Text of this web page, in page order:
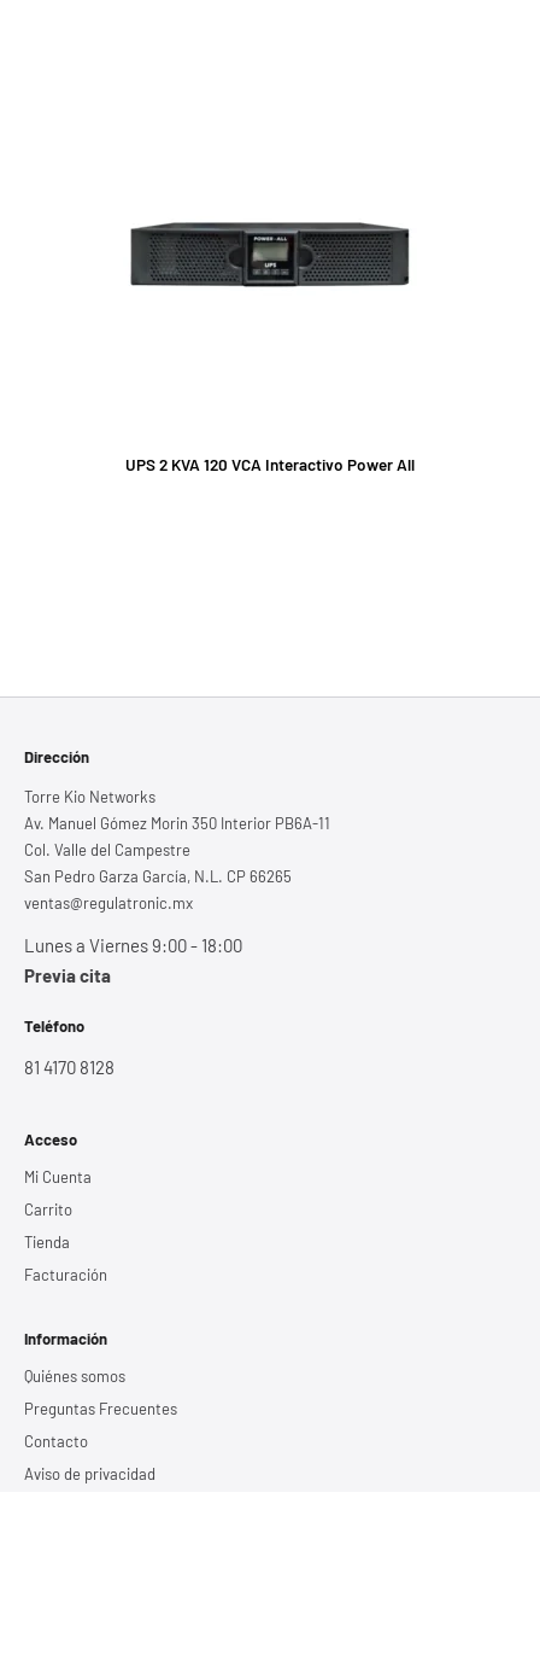
UPS 2 KVA 120 VCA Interactivo Power All
Dirección
Torre Kio Networks
Av. Manuel Gómez Morin 350 Interior PB6A-11
Col. Valle del Campestre
San Pedro Garza García, N.L. CP 66265
ventas@regulatronic.mx
Lunes a Viernes 9:00 - 18:00
Previa cita
Teléfono
81 4170 8128
Acceso
Mi Cuenta
Carrito
Tienda
Facturación
Información
Quiénes somos
Preguntas Frecuentes
Contacto
Aviso de privacidad